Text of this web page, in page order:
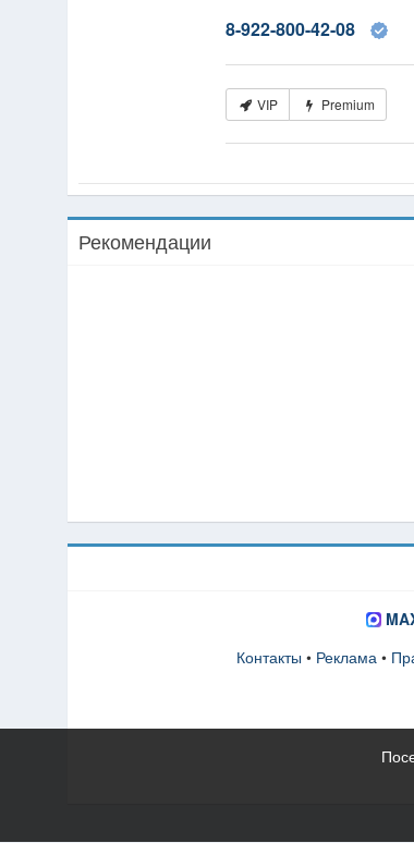
8-922-800-42-08
VIP Premium
Рекомендации
Контакты • Реклама •